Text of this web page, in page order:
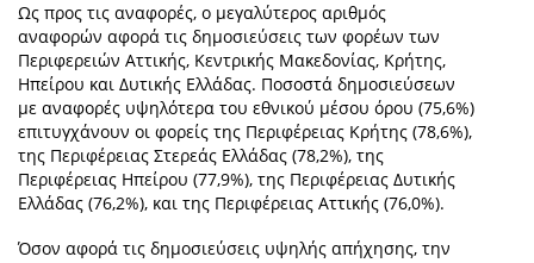
Ως προς τις αναφορές, ο μεγαλύτερος αριθμός
αναφορών αφορά τις δημοσιεύσεις των φορέων των
Περιφερειών Αττικής, Κεντρικής Μακεδονίας, Κρήτης,
Ηπείρου και Δυτικής Ελλάδας. Ποσοστά δημοσιεύσεων
με αναφορές υψηλότερα του εθνικού μέσου όρου (75,6%)
επιτυγχάνουν οι φορείς της Περιφέρειας Κρήτης (78,6%),
της Περιφέρειας Στερεάς Ελλάδας (78,2%), της
Περιφέρειας Ηπείρου (77,9%), της Περιφέρειας Δυτικής
Ελλάδας (76,2%), και της Περιφέρειας Αττικής (76,0%).
Όσον αφορά τις δημοσιεύσεις υψηλής απήχησης, την